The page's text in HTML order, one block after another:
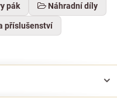
pák Náhradní díly
příslušenství